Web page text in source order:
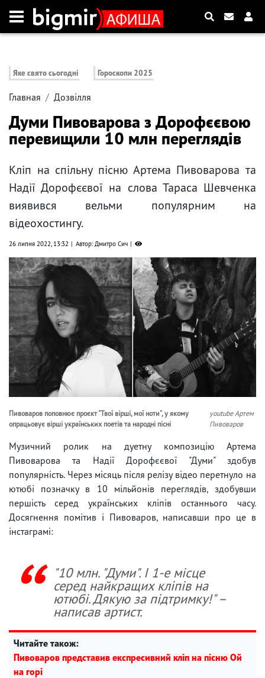
Яке свято сьогодні Гороскопи 2025
Главная Дозвілля
Думи Пивоварова з Дорофєєвою
перевищили 10 млн переглядів
Кліп на спільну пісню Артема Пивоварова та
Надії Дорофєєвої на слова Тараса Шевченка
виявився вельми популярним на
відеохостингу.
26 липня 2022, 13:32 Автор: Дмитро Сич
Пивоваров поповнює проєкт "Твої вірші, мої ноти", у якому
опрацьовує вірші українських поетів та народні пісні
youtube Артем
Пивоваров
Музичний ролик на дуетну композицію Артема
Пивоварова та Надії Дорофєєвої "Думи" здобув
популярність. Через місяць після релізу відео перетнуло на
ютюбі позначку в 10 мільйонів переглядів, здобувши
першість серед українських кліпів останнього часу.
Досягнення помітив і Пивоваров, написавши про це в
інстаграмі:
"10 млн. "Думи". І 1-е місце
серед найкращих кліпів на
ютюбі. Дякую за підтримку!" –
написав артист.
Читайте також:
Пивоваров представив експресивний кліп на пісню Ой
на горі